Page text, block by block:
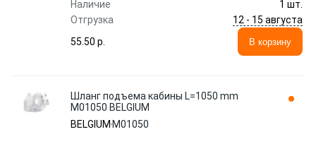
Наличие
1 шт.
Отгрузка
12 - 15 августа
55.50 p.
В корзину
Шланг подъема кабины L=1050 mm
M01050 BELGIUM
BELGIUM M01050